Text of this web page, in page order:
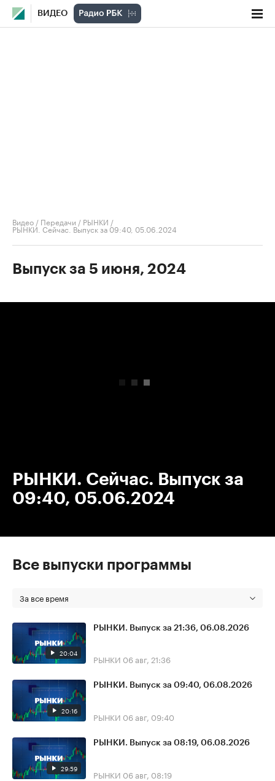
ВИДЕО
Видео / Передачи / РЫНКИ /
РЫНКИ. Сейчас. Выпуск за 09:40, 05.06.2024
Выпуск за 5 июня, 2024
РЫНКИ. Сейчас. Выпуск за
09:40, 05.06.2024
Все выпуски программы
За все время
20:04
РЫНКИ. Выпуск за 21:36, 06.08.2026
РЫНКИ 06 авг, 21:36
20:16
РЫНКИ. Выпуск за 09:40, 06.08.2026
РЫНКИ 06 авг, 09:40
29:59
РЫНКИ. Выпуск за 08:19, 06.08.2026
РЫНКИ 06 авг, 08:19